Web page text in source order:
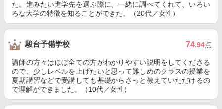
た。進みたい進学先を選ぶ際に、一緒に調べてくれて、いろい
ろな大学の特徴を知ることができた。（20代／女性）
駿台予備学校 74.94点
講師の方々はほぼ全ての方がわかりやすい説明をしてくださる
ので、少しレベルを上げたいと思って難しめのクラスの授業を
夏期講習などで受講しても基礎からさっと教えていただけるの
で理解ができました。（10代／女性）